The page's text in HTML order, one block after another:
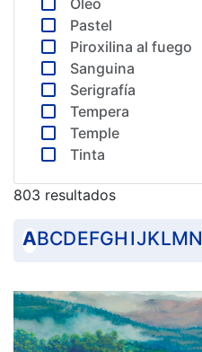
Pastel
Piroxilina al fuego
Sanguina
Serigrafía
Tempera
Temple
Tinta
803 resultados
ABCDEFGH IJKLMN